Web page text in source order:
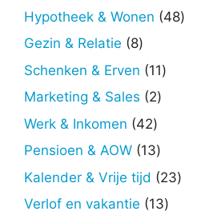
Hypotheek & Wonen 4848
Gezin & Relatie 88
producten
Schenken & Erven 1111
Marketing & Sales 22
Werk & Inkomen 4242
Pensioen & AOW 1313
Kalender & Vrije tijd 2323
Verlof en vakantie 1313